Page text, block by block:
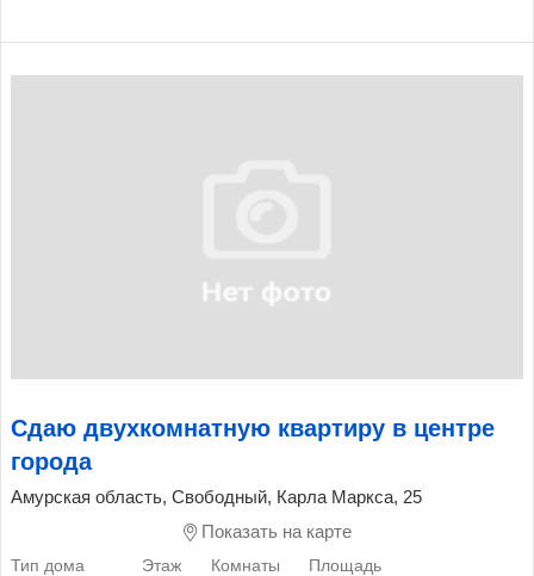
Сдаю двухкомнатную квартиру в центре
города
Амурская область, Свободный, Карла Маркса, 25
Показать на карте